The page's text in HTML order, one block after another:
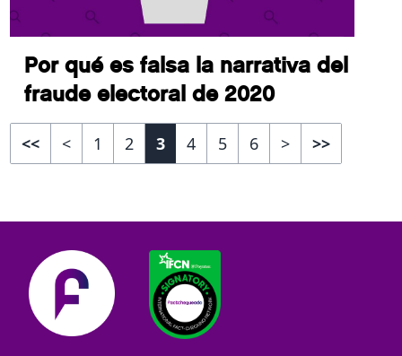
Por qué es falsa la narrativa del
fraude electoral de 2020
<< < 1 2 3 4 5 6 > >>